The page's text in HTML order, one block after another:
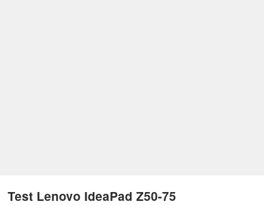
Test Lenovo IdeaPad Z50-75